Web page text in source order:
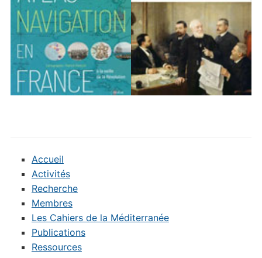
Accueil
Activités
Recherche
Membres
Les Cahiers de la Méditerranée
Publications
Ressources